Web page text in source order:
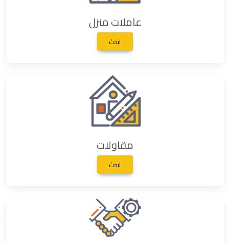
عاملات منزل
ابحث
مقاولات
ابحث